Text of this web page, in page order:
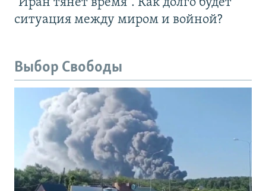
ситуация между миром и войной?
Выбор Свободы